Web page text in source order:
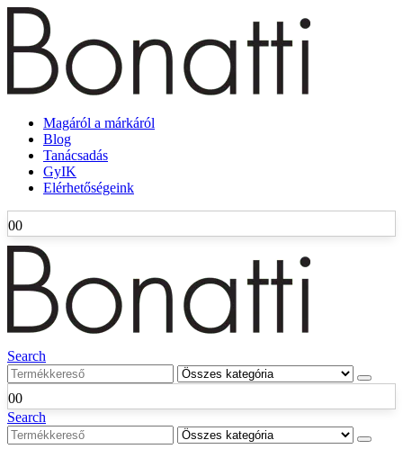
Magáról a márkáról
Blog
Tanácsadás
GyIK
Elérhetőségeink
00
Search
00
Search